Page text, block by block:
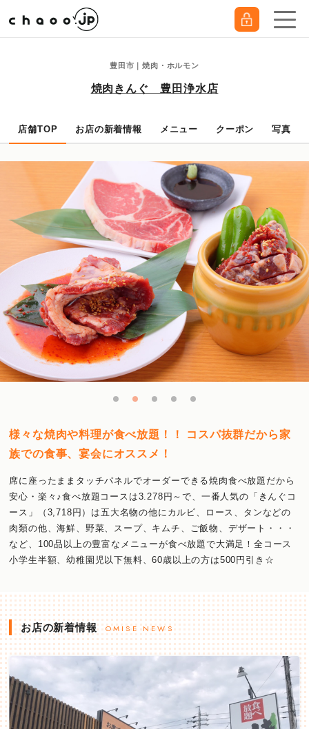
豊田市｜焼肉・ホルモン
焼肉きんぐ 豊田浄水店
店舗TOP お店の新着情報 メニュー クーポン 写真
様々な焼肉や料理が食べ放題！！ コスパ抜群だから家
族での食事、宴会にオススメ！
席に座ったままタッチパネルでオーダーできる焼肉食べ放題だから
安心・楽々♪食べ放題コースは3.278円～で、一番人気の「きんぐコ
ース」（3,718円）は五大名物の他にカルビ、ロース、タンなどの
肉類の他、海鮮、野菜、スープ、キムチ、ご飯物、デザート・・・
など、100品以上の豊富なメニューが食べ放題で大満足！全コース
小学生半額、幼稚園児以下無料、60歳以上の方は500円引き☆
お店の新着情報 OMISE NEWS